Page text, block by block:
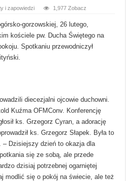
i zapowiedzi 1,977 Zobacz
gorzowskiej, 26 lutego,
kościele pw. Ducha Świętego na
Spotkaniu przewodniczył
diecezjalni ojcowie duchowni.
Kuźma OFMConv. Konferencję
ks. Grzegorz Cyran, a adorację
ks. Grzegorz Słapek. Była to
– Dzisiejszy dzień to okazja dla
się ze sobą, ale przede
dzisiaj potrzebnej ogarniętej
modlić się o pokój na świecie, ale też